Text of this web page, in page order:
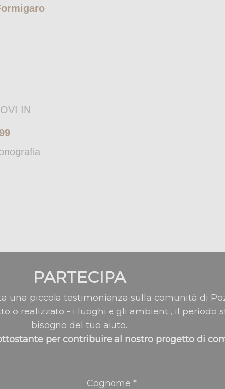
IN
PARTECIPA
una piccola testimonianza sulla comunità di
o realizzato - i luoghi e gli ambienti, il periodo
bisogno del tuo aiuto.
per contribuire al nostro progetto di
Cognome *